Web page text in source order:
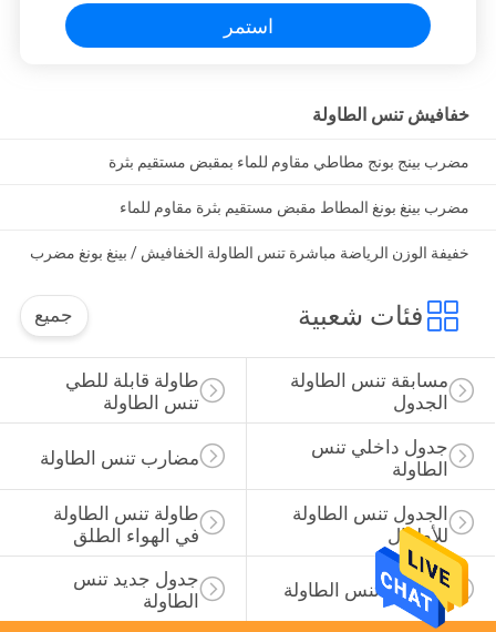
استمر
خفافيش تنس الطاولة
مضرب بينج بونج مطاطي مقاوم للماء بمقبض مستقيم بثرة
مضرب بينغ بونغ المطاط مقبض مستقيم بثرة مقاوم للماء
خفيفة الوزن الرياضة مباشرة تنس الطاولة الخفافيش / بينغ بونغ مضرب
فئات شعبية جميع
طاولة قابلة للطي
تنس الطاولة
مسابقة تنس الطاولة
الجدول
مضارب تنس الطاولة
جدول داخلي تنس
الطاولة
طاولة تنس الطاولة
في الهواء الطلق
الجدول تنس الطاولة
للأطفال
جدول جديد تنس
الطاولة
مجموعة تنس الطاولة